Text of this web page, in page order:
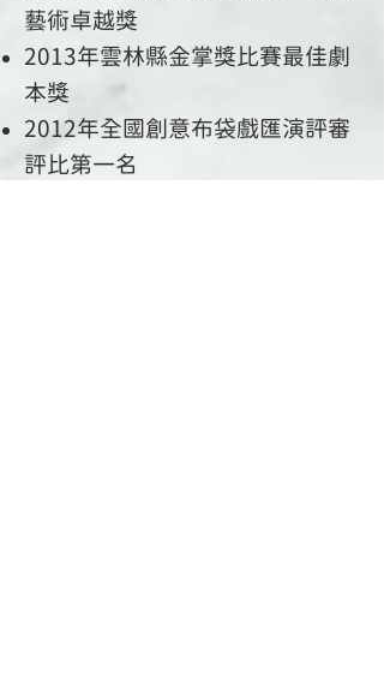
藝術卓越獎
2013年雲林縣金掌獎比賽最佳劇
本獎
2012年全國創意布袋戲匯演評審
評比第一名